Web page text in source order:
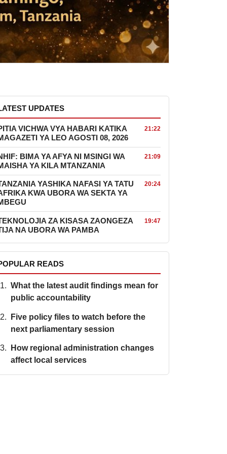
UPDATES
VICHWA VYA HABARI KATIKA
YA LEO AGOSTI 08, 2026
21:22
BIMA YA AFYA NI MSINGI WA
YA KILA MTANZANIA
21:09
YASHIKA NAFASI YA TATU
KWA UBORA WA SEKTA YA
20:24
ZA KISASA ZAONGEZA
NA UBORA WA PAMBA
19:47
READS
What the latest audit findings mean for
public accountability
Five policy files to watch before the
next parliamentary session
How regional administration changes
affect local services